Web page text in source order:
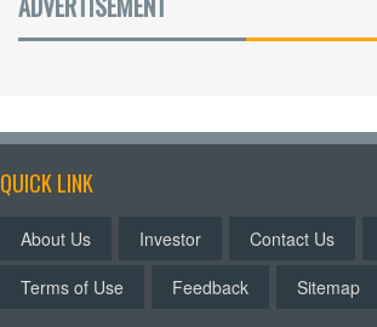
QUICK LINK
About Us Investor Contact Us
Terms of Use
Feedback Sitemap